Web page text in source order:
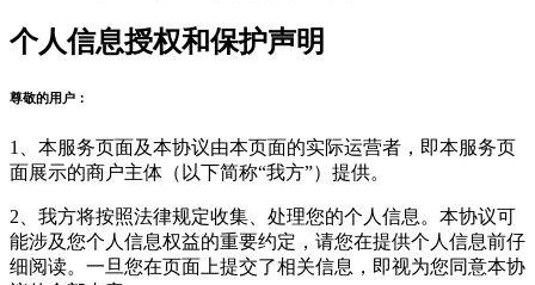
个人信息授权和保护声明
尊敬的用户：
1、本服务页面及本协议由本页面的实际运营者，即本服务页
面展示的商户主体（以下简称“我方”）提供。
2、我方将按照法律规定收集、处理您的个人信息。本协议可
能涉及您个人信息权益的重要约定，请您在提供个人信息前仔
细阅读。一旦您在页面上提交了相关信息，即视为您同意本协